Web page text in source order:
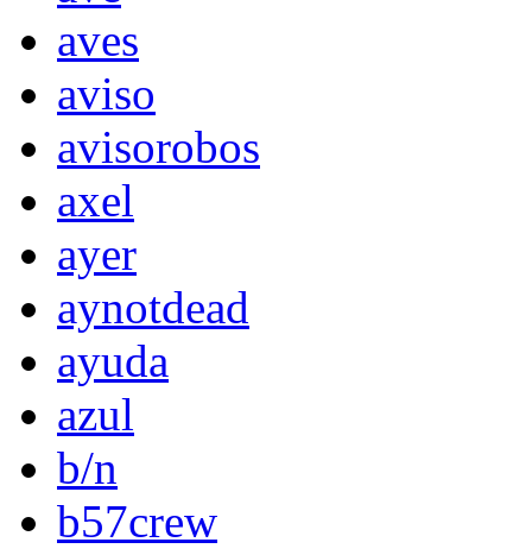
aves
aviso
avisorobos
axel
ayer
aynotdead
ayuda
azul
b/n
b57crew